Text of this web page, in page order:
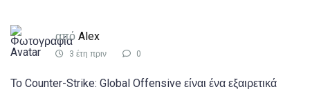
από Alex
3 έτη πριν 0
Το Counter-Strike: Global Offensive είναι ένα εξαιρετικά